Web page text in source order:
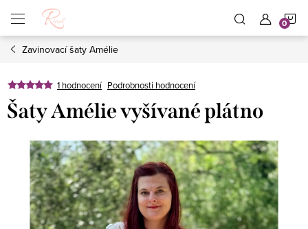
obsah
Zavinovací šaty Amélie
1 hodnocení Podrobnosti hodnocení
Šaty Amélie vyšívané plátno